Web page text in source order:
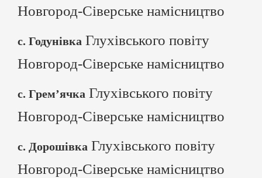
Новгород-Сіверське намісництво
с. Годунівка Глухівського повіту
Новгород-Сіверське намісництво
с. Грем’ячка Глухівського повіту
Новгород-Сіверське намісництво
с. Дорошівка Глухівського повіту
Новгород-Сіверське намісництво